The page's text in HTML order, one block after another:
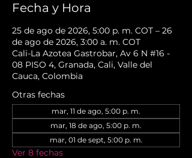
Fecha y Hora
25 de ago de 2026, 5:00 p. m. COT – 26
de ago de 2026, 3:00 a. m. COT
Cali-La Azotea Gastrobar, Av 6 N #16 -
08 PISO 4, Granada, Cali, Valle del
Cauca, Colombia
Otras fechas
mar, 11 de ago, 5:00 p. m.
mar, 18 de ago, 5:00 p. m.
mar, 01 de sept, 5:00 p. m.
Ver 8 fechas